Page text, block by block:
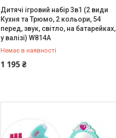
Дитячі ігровий набір 3в1 (2 види
Кухня та Трюмо, 2 кольори, 54
перед, звук, світло, на батарейках,
у валізі) W814A
Немає в наявності
1 195 ₴
0 (800) 33-98-35